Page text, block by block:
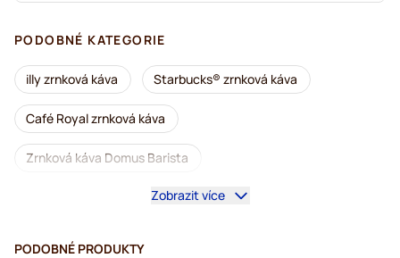
PODOBNÉ KATEGORIE
illy zrnková káva Starbucks® zrnková káva
Café Royal zrnková káva
Zrnková káva Domus Barista
Kávovary na zrnkovou kávu Zrnková káva bez kofeinu
Zobrazit více
PODOBNÉ PRODUKTY